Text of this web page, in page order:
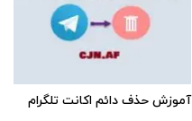
آموزش حذف دائم اکانت تلگرام